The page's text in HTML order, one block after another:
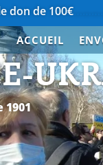
ACCUEIL
1901